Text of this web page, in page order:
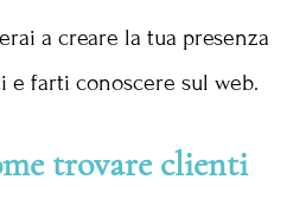
a creare la tua presenza
farti conoscere sul web.
trovare clienti